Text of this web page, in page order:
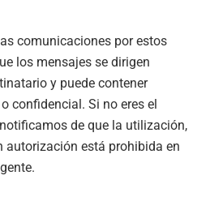
comunicaciones por estos
los mensajes se dirigen
y puede contener
confidencial. Si no eres el
de que la utilización,
está prohibida en